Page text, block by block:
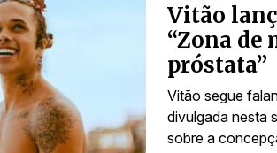
Vitão
“Zona de
próstata”
Vitão segue
divulgada nesta
sobre a